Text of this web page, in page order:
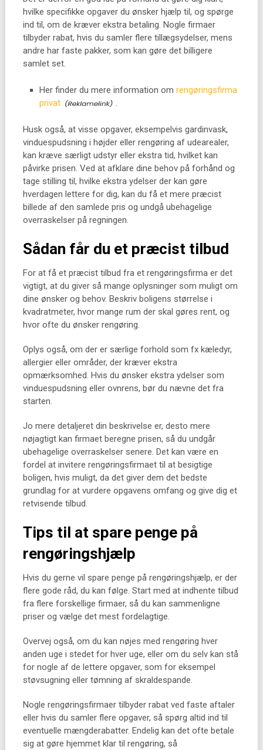
hvilke specifikke opgaver du ønsker hjælp til, og spørge
ind til, om de kræver ekstra betaling. Nogle firmaer
tilbyder rabat, hvis du samler flere tillægsydelser, mens
andre har faste pakker, som kan gøre det billigere
samlet set.
Her finder du mere information omrengøringsfirma
privat
Husk også, at visse opgaver, eksempelvis gardinvask,
vinduespudsning i højder eller rengøring af udearealer,
kan kræve særligt udstyr eller ekstra tid, hvilket kan
påvirke prisen. Ved at afklare dine behov på forhånd og
tage stilling til, hvilke ekstra ydelser der kan gøre
hverdagen lettere for dig, kan du få et mere præcist
billede af den samlede pris og undgå ubehagelige
overraskelser på regningen.
Sådan får du et præcist tilbud
For at få et præcist tilbud fra et rengøringsfirma er det
vigtigt, at du giver så mange oplysninger som muligt om
dine ønsker og behov. Beskriv boligens størrelse i
kvadratmeter, hvor mange rum der skal gøres rent, og
hvor ofte du ønsker rengøring.
Oplys også, om der er særlige forhold som fx kæledyr,
allergier eller områder, der kræver ekstra
opmærksomhed. Hvis du ønsker ekstra ydelser som
vinduespudsning eller ovnrens, bør du nævne det fra
starten.
Jo mere detaljeret din beskrivelse er, desto mere
nøjagtigt kan firmaet beregne prisen, så du undgår
ubehagelige overraskelser senere. Det kan være en
fordel at invitere rengøringsfirmaet til at besigtige
boligen, hvis muligt, da det giver dem det bedste
grundlag for at vurdere opgavens omfang og give dig et
retvisende tilbud.
Tips til at spare penge på
rengøringshjælp
Hvis du gerne vil spare penge på rengøringshjælp, er der
flere gode råd, du kan følge. Start med at indhente tilbud
fra flere forskellige firmaer, så du kan sammenligne
priser og vælge det mest fordelagtige.
Overvej også, om du kan nøjes med rengøring hver
anden uge i stedet for hver uge, eller om du selv kan stå
for nogle af de lettere opgaver, som for eksempel
støvsugning eller tømning af skraldespande.
Nogle rengøringsfirmaer tilbyder rabat ved faste aftaler
eller hvis du samler flere opgaver, så spørg altid ind til
eventuelle mængderabatter. Endelig kan det ofte betale
sig at gøre hjemmet klar til rengøring, så